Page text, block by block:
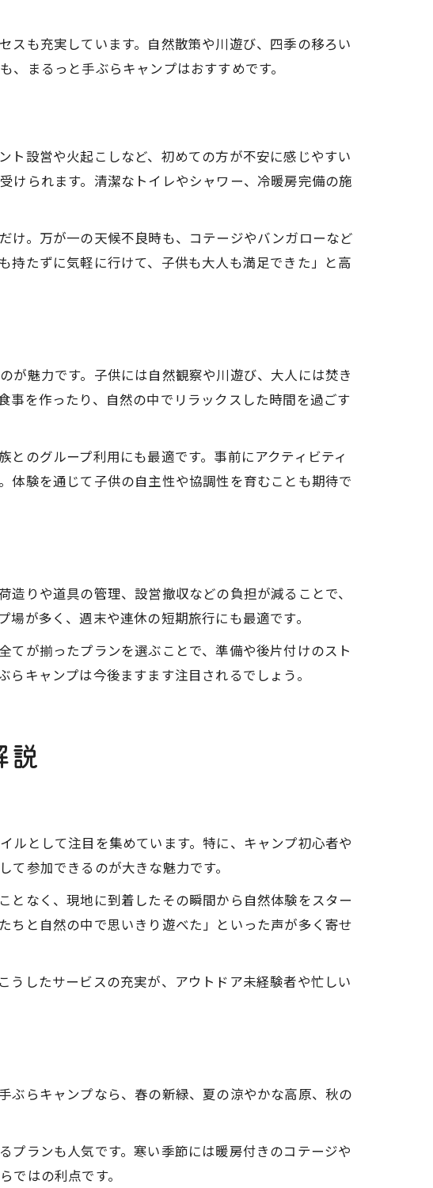
ンプ
体験を
の魅力
適体験
も充実しています。自然散策や川遊び、四季の移ろい
まるっと手ぶらキャンプはおすすめです。
ト設営や火起こしなど、初めての方が不安に感じやすい
けられます。清潔なトイレやシャワー、冷暖房完備の施
け。万が一の天候不良時も、コテージやバンガローなど
持たずに気軽に行けて、子供も大人も満足できた」と高
が魅力です。子供には自然観察や川遊び、大人には焚き
を作ったり、自然の中でリラックスした時間を過ごす
のグループ利用にも最適です。事前にアクティビティ
体験を通じて子供の自主性や協調性を育むことも期待で
りや道具の管理、設営撤収などの負担が減ることで、
が多く、週末や連休の短期旅行にも最適です。
てが揃ったプランを選ぶことで、準備や後片付けのスト
キャンプは今後ますます注目されるでしょう。
説
ルとして注目を集めています。特に、キャンプ初心者や
参加できるのが大きな魅力です。
となく、現地に到着したその瞬間から自然体験をスター
ちと自然の中で思いきり遊べた」といった声が多く寄せ
うしたサービスの充実が、アウトドア未経験者や忙しい
ぶらキャンプなら、春の新緑、夏の涼やかな高原、秋の
ランも人気です。寒い季節には暖房付きのコテージや
はの利点です。